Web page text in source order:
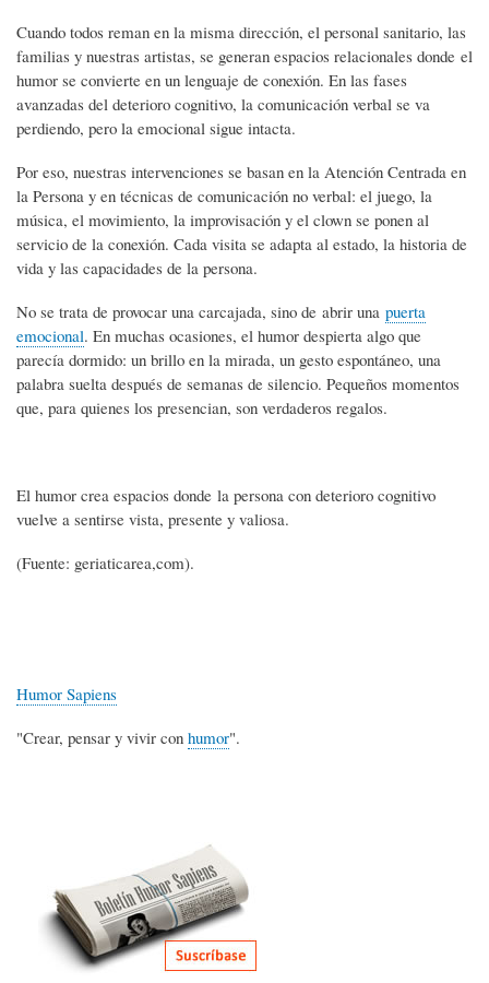
Cuando todos reman en la misma dirección, el personal sanitario, las
familias y nuestras artistas, se generan espacios relacionales donde el
humor se convierte en un lenguaje de conexión. En las fases
avanzadas del deterioro cognitivo, la comunicación verbal se va
perdiendo, pero la emocional sigue intacta.
Por eso, nuestras intervenciones se basan en la Atención Centrada en
la Persona y en técnicas de comunicación no verbal: el juego, la
música, el movimiento, la improvisación y el clown se ponen al
servicio de la conexión. Cada visita se adapta al estado, la historia de
vida y las capacidades de la persona.
No se trata de provocar una carcajada, sino de abrir una puerta
emocional. En muchas ocasiones, el humor despierta algo que
parecía dormido: un brillo en la mirada, un gesto espontáneo, una
palabra suelta después de semanas de silencio. Pequeños momentos
que, para quienes los presencian, son verdaderos regalos.
El humor crea espacios donde la persona con deterioro cognitivo
vuelve a sentirse vista, presente y valiosa.
(Fuente: geriaticarea,com).
Humor Sapiens
"Crear, pensar y vivir con humor".